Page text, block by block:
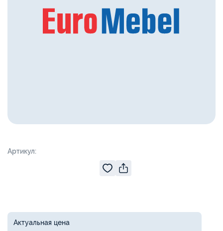
Артикул:
Актуальная цена